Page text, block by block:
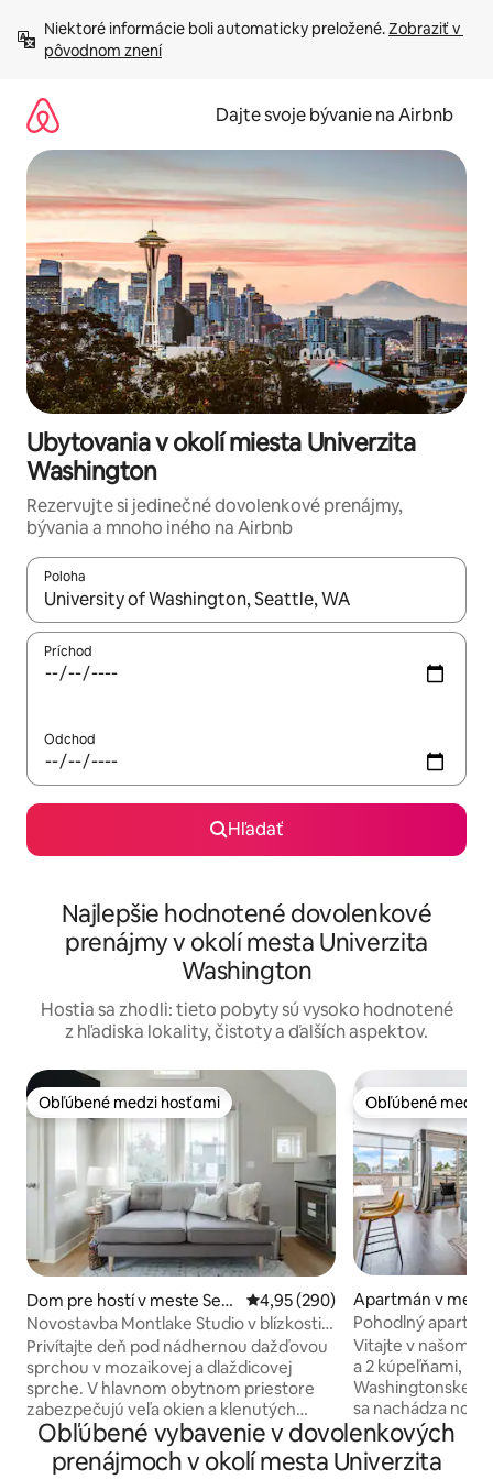
obsah.
Niektoré informácie boli automaticky preložené. Zobraziť v
pôvodnom znení
Dajte svoje bývanie na Airbnb
Ubytovania v okolí miesta Univerzita
Washington
Rezervujte si jedinečné dovolenkové prenájmy,
bývania a mnoho iného na Airbnb
Poloha
Keď budú výsledky k dispozícii, môžete si ich prechádzať
Príchod
Odchod
Hľadať
Najlepšie hodnotené dovolenkové
prenájmy v okolí mesta Univerzita
Washington
Hostia sa zhodli: tieto pobyty sú vysoko hodnotené
z hľadiska lokality, čistoty a ďalších aspektov.
Obľúbené medzi hosťami
Obľúbené medzi hosťami
Dom pre hostí v meste Seat
tle
Priemerné ohodnotenie 4,95 z
4,95 (290)
Novostavba Montlake Studio v blízkosti
University of Washington
Privítajte deň pod nádhernou dažďovou
sprchou v mozaikovej a dlaždicovej
sprche. V hlavnom obytnom priestore
zabezpečujú veľa okien a klenutých
stropov dostatok ranného svetla.
Súkromie je tiež samozrejmosťou v
tomto svetlom samostatnom objekte.
Obľúbené medzi
Obľúbené medzi
Apartmán v
Pohodlný
kúpeľňami v
Vitajte v našom
a 2 kúpeľňami,
Washingtonskej
sa nachádza novo
chôdze od
Náš 2 lôžkový
manželskou
Obľúbené vybavenie v dovolenkových
prenájmoch v okolí mesta Univerzita